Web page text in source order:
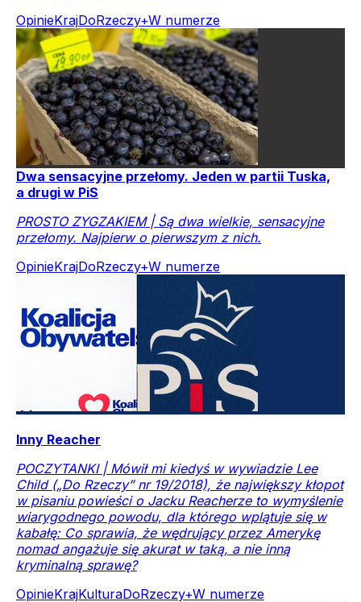
OpinieKrajDoRzeczy+W numerze
Dwa sensacyjne przełomy. Jeden w partii Tuska,
a drugi w PiS
PROSTO ZYGZAKIEM | Są dwa wielkie, sensacyjne
przełomy. Najpierw o pierwszym z nich.
OpinieKrajDoRzeczy+W numerze
Inny Reacher
POCZYTANKI | Mówił mi kiedyś w wywiadzie Lee
Child („Do Rzeczy” nr 19/2018), że największy kłopot
w pisaniu powieści o Jacku Reacherze to wymyślenie
wiarygodnego powodu, dla którego wplątuje się w
kabałę: Co sprawia, że wędrujący przez Amerykę
nomad angażuje się akurat w taką, a nie inną
kryminalną sprawę?
OpinieKrajKulturaDoRzeczy+W numerze